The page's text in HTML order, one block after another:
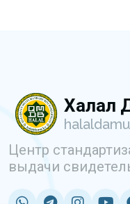
Халал
Центр
выдачи